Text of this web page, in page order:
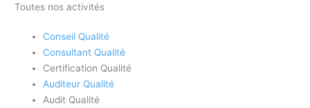
Toutes nos activités
Conseil Qualité
Consultant Qualité
Certification Qualité
Auditeur Qualité
Audit Qualité